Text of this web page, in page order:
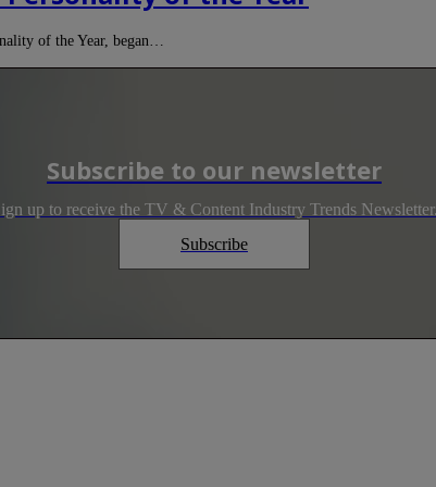
of the Year, began…
Subscribe to our newsletter
up to receive the TV & Content Industry Trends
Subscribe